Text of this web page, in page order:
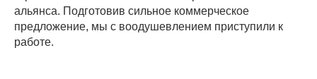
альянса. Подготовив сильное коммерческое
предложение, мы с воодушевлением приступили к
работе.